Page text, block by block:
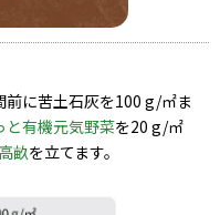
に苦土石灰を100 g/㎡ま
と有機元気野菜を20 g/㎡
高畝を立てます。